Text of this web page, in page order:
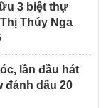
3 biệt thự
Thúy Nga
lần đầu hát
đánh dấu 20